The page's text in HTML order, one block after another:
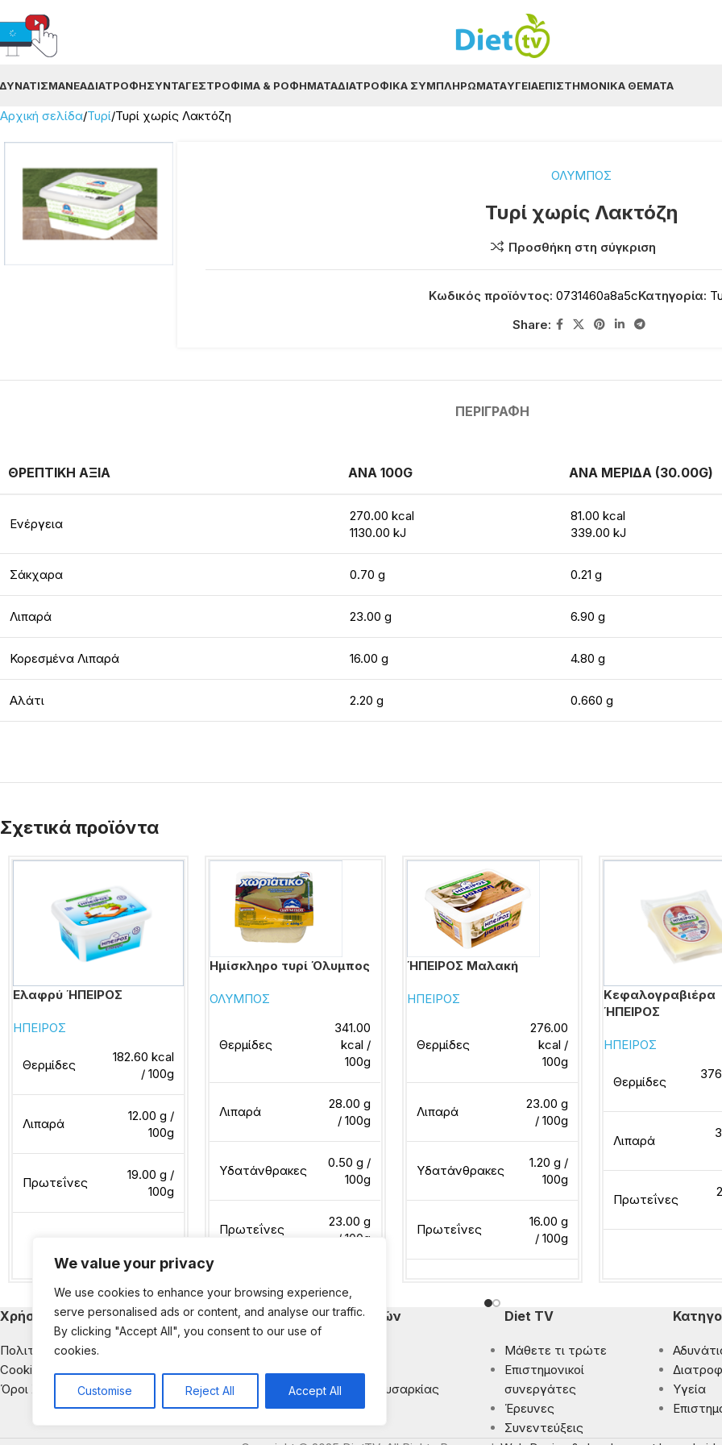
We value your privacy
We use cookies to enhance your browsing experience,
serve personalised ads or content, and analyse our traffic.
By clicking "Accept All", you consent to our use of
cookies.
Customise Reject All Accept All
ΝΈΑΔΙΑΤΡΟΦΉΣΥΝΤΑΓΈΣΤΡΌΦΙΜΑ & ΡΟΦΉΜΑΤΑΔΙΑΤΡΟΦΙΚΆ ΣΥΜΠΛΗΡΏΜΑΤΑΥΓΕΊΑΕΠΙΣΤΗΜΟΝΙΚΆ ΘΈΜΑΤΑ
Αρχική σελίδα Τυρί Τυρί χωρίς Λακτόζη
ΟΛΥΜΠΟΣ
Τυρί χωρίς Λακτόζη
Προσθήκη στη σύγκριση
Κωδικός προϊόντος: 0731460a8a5cΚατηγορία:
Share:
ΠΕΡΙΓΡΑΦΉ
ΘΡΕΠΤΙΚΗ ΑΞΙΑ ΑΝΑ 100G ΑΝΑ ΜΕΡΙΔΑ (30.00G)
Ενέργεια
270.00 kcal
1130.00 kJ
81.00 kcal
339.00 kJ
Σάκχαρα 0.70 g 0.21 g
Λιπαρά 23.00 g 6.90 g
Κορεσμένα Λιπαρά 16.00 g 4.80 g
Αλάτι 2.20 g 0.660 g
Σχετικά προϊόντα
Ελαφρύ ΉΠΕΙΡΟΣ
ΗΠΕΙΡΟΣ
Θερμίδες
182.60 kcal
/ 100g
Λιπαρά
12.00 g /
100g
Πρωτεΐνες
19.00 g /
100g
Διαβάστε περισσότερα
Ημίσκληρο τυρί Όλυμπος
ΟΛΥΜΠΟΣ
Θερμίδες
341.00
kcal /
100g
Λιπαρά
28.00 g
/ 100g
Υδατάνθρακες
0.50 g /
100g
Πρωτεΐνες
23.00 g
/ 100g
Διαβάστε περισσότερα
ΉΠΕΙΡΟΣ Μαλακή
ΗΠΕΙΡΟΣ
Θερμίδες
276.00
kcal /
100g
Λιπαρά
23.00 g
/ 100g
Υδατάνθρακες
1.20 g /
100g
Πρωτεΐνες
16.00 g
/ 100g
Διαβάστε περισσότερα
Κεφαλογραβιέρα
ΉΠΕΙΡΟΣ
ΗΠΕΙΡΟΣ
Θερμίδες
Λιπαρά
Πρωτεΐνες
Χρήσιμα
Πολιτική Απορρήτου
Cookies
Όροι Χρήσης
Κατηγορίες Εκπομπών
Διατροφή & Νοσήματα
Αντιμετώπιση της Παχυσαρκίας
Διατροφική Ενημέρωση
Diet TV
Μάθετε τι τρώτε
Eπιστημονικοί
συνεργάτες
Έρευνες
Συνεντεύξεις
Υγεία